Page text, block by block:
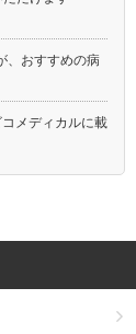
、おすすめの病
メディカルに載